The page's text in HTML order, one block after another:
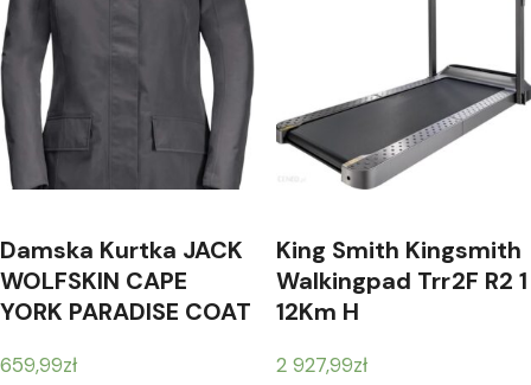
Damska Kurtka JACK
WOLFSKIN CAPE
YORK PARADISE COAT
659,99zł
King Smith Kingsmith
Walkingpad Trr2F R2 1
12Km H
2 927,99zł